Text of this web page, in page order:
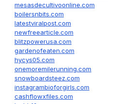
mesasdecultivoonline.com
boilersnbits.com
latestviralpost.com
newfreearticle.com
blitzpowerusa.com
gardenofeaten.com
hycys05.com
onemoremilerunning.com
snowboardsteez.com
instagrambioforgirls.com
cashflowxfiles.com